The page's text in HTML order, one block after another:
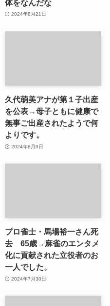
体をなんだな
2024年8月21日
久代萌美アナが第１子出産
を公表→母子ともに健康で
無事ご出産されたようで何
よりです。
2024年8月9日
プロ雀士・馬場裕一さん死
去 65歳→麻雀のエンタメ
化に貢献された立役者のお
一人でした。
2024年7月30日